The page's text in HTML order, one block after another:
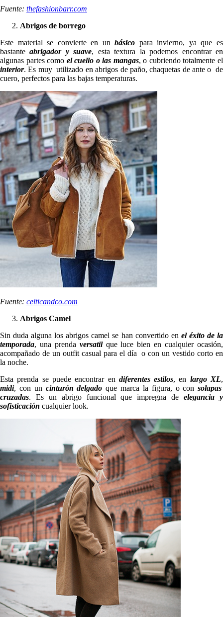
Fuente: thefashionbarr.com
Abrigos de borrego
Este material se convierte en unbásico para invierno, ya que es
bastanteabrigador y suave, esta textura la podemos encontrar en
algunas partes como el cuello o las mangas, o cubriendo totalmente el
interior. Es muy utilizado en abrigos de paño, chaquetas de ante o de
cuero, perfectos para las bajas temperaturas.
Fuente: celticandco.com
Abrigos Camel
Sin duda alguna los abrigos camel se han convertido en el éxito de la
temporada, una prenda versatilque luce bien en cualquier ocasión,
acompañado de un outfit casual para el día o con un vestido corto en
la noche.
Esta prenda se puede encontrar en diferentes estilos, en largo XL,
midi, con un cinturón delgado que marca la figura, o consolapas
cruzadas. Es un abrigo funcional que impregna deelegancia y
sofisticación cualquier look.